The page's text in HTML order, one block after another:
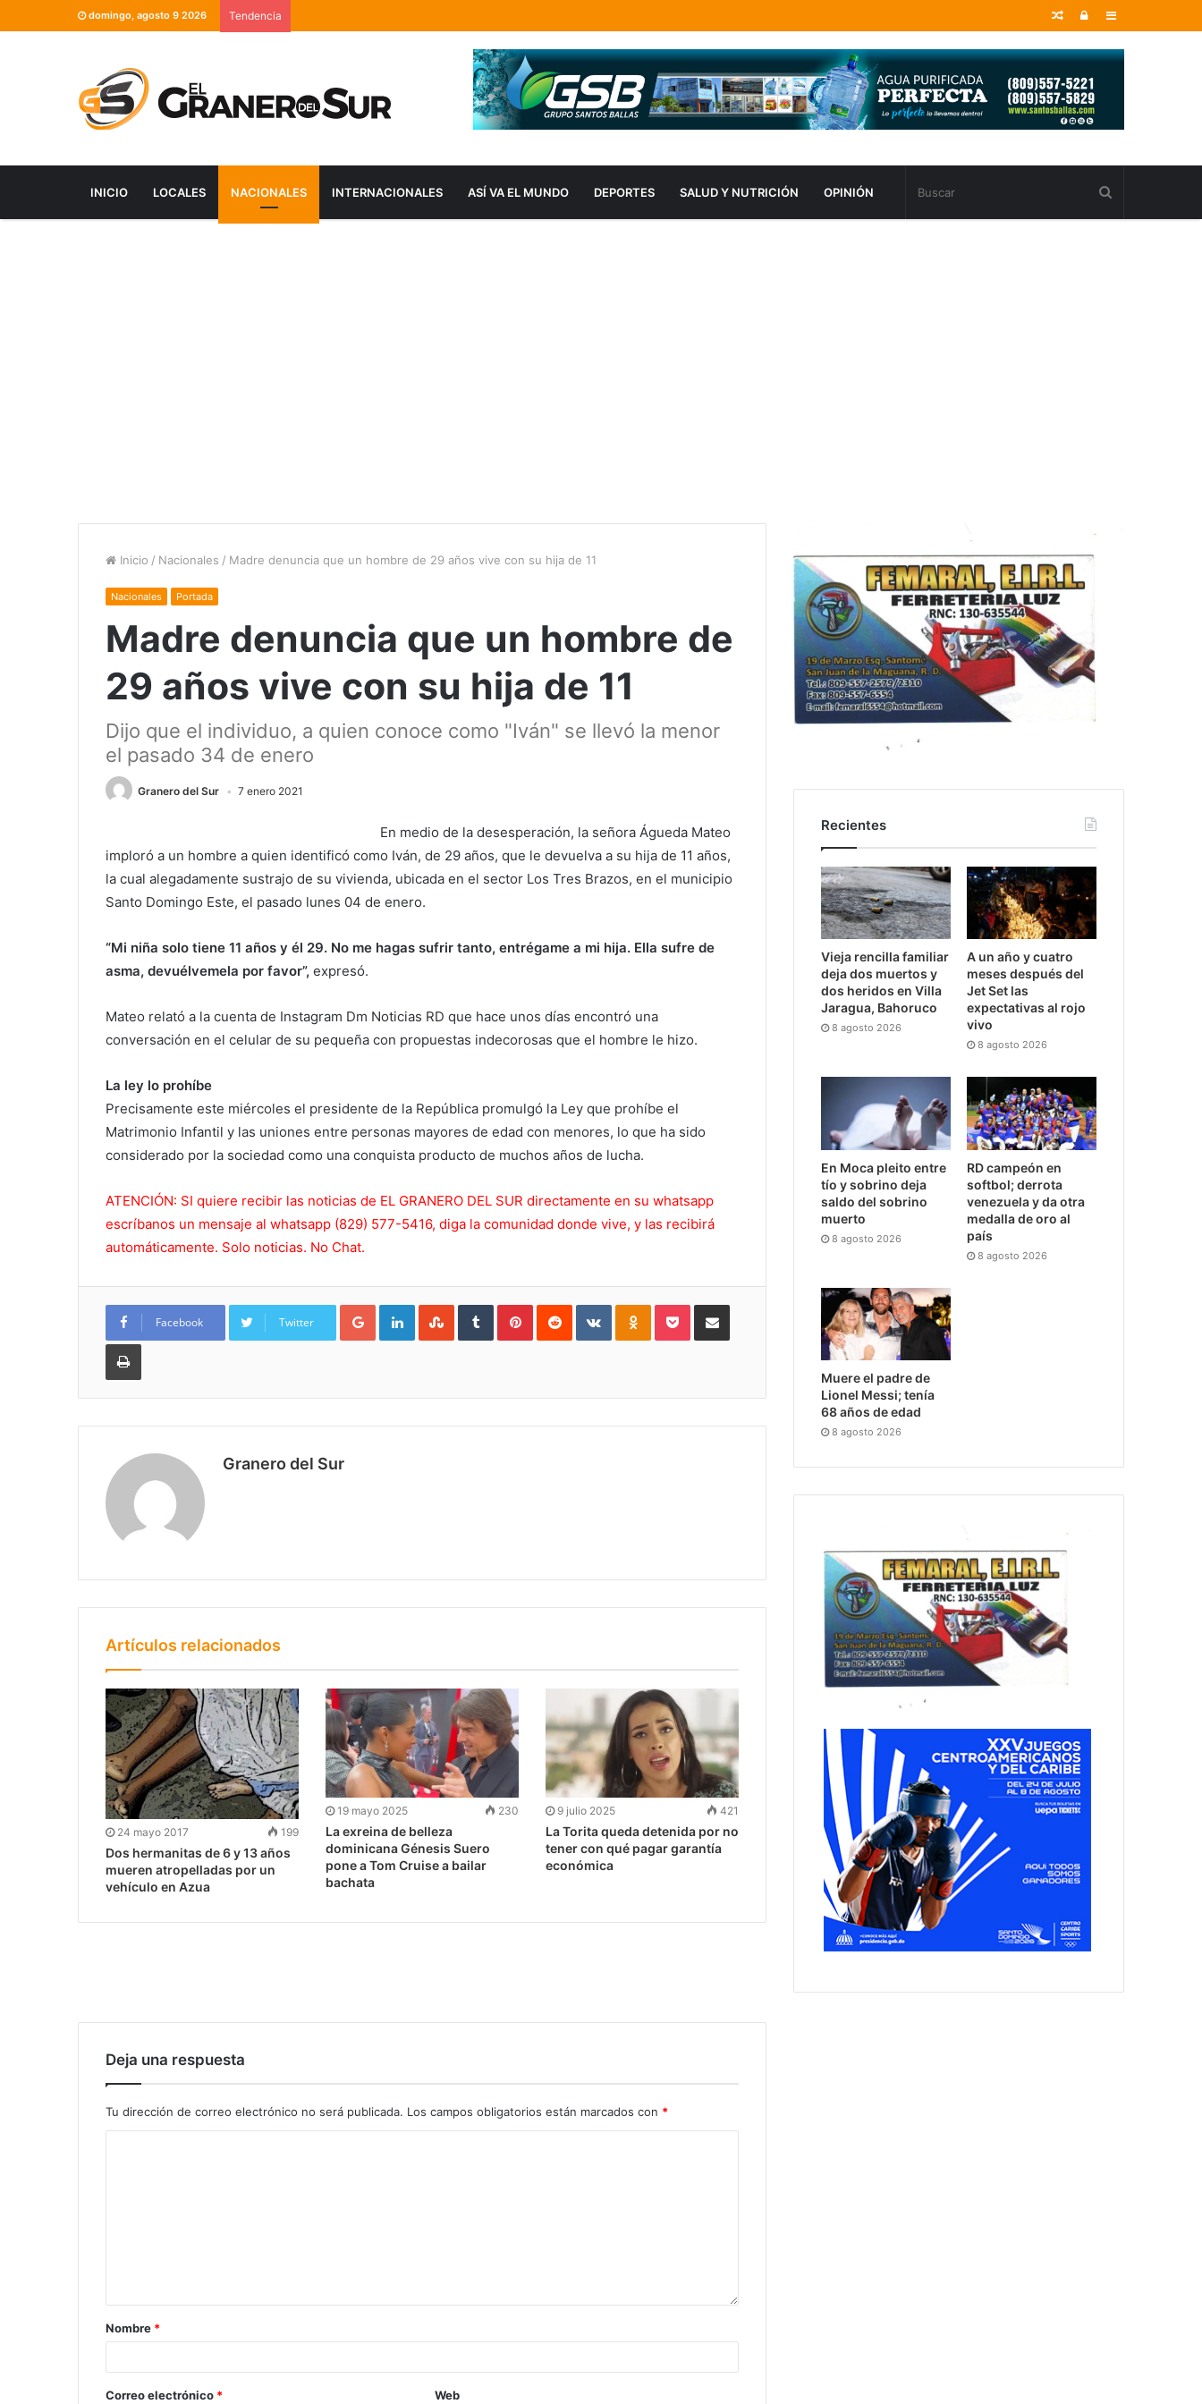
domingo, agosto 9 2026 Tendencia Sidebar
Entrar
Random
INICIO LOCALES NACIONALES INTERNACIONALES ASÍ VA EL MUNDO DEPORTES SALUD Y NUTRICIÓN OPINIÓN
Inicio / Nacionales / Madre denuncia que un hombre de 29 años vive con su hija de 11
Nacionales Portada
Madre denuncia que un hombre de
29 años vive con su hija de 11
Dijo que el individuo, a quien conoce como "Iván" se llevó la menor
el pasado 34 de enero
Granero del Sur 7 enero 2021
En medio de la desesperación, la señora Águeda Mateo
imploró a un hombre a quien identificó como Iván, de 29 años, que le devuelva a su hija de 11 años,
la cual alegadamente sustrajo de su vivienda, ubicada en el sector Los Tres Brazos, en el municipio
Santo Domingo Este, el pasado lunes 04 de enero.
“Mi niña solo tiene 11 años y él 29. No me hagas sufrir tanto, entrégame a mi hija. Ella sufre de
asma, devuélvemela por favor”, expresó.
Mateo relató a la cuenta de Instagram Dm Noticias RD que hace unos días encontró una
conversación en el celular de su pequeña con propuestas indecorosas que el hombre le hizo.
La ley lo prohíbe
Precisamente este miércoles el presidente de la República promulgó la Ley que prohíbe el
Matrimonio Infantil y las uniones entre personas mayores de edad con menores, lo que ha sido
considerado por la sociedad como una conquista producto de muchos años de lucha.
ATENCIÓN: SI quiere recibir las noticias de EL GRANERO DEL SUR directamente en su whatsapp
escríbanos un mensaje al whatsapp (829) 577-5416, diga la comunidad donde vive, y las recibirá
automáticamente. Solo noticias. No Chat.
Facebook Twitter
Google+LinkedInStumbleUpon
TumblrPinterestReddit VKontakteOdnoklassniki
PocketCompartir por Correo
Imprimir
Granero del Sur
Artículos relacionados
24 mayo 2017 199
Dos hermanitas de 6 y 13 años
mueren atropelladas por un
vehículo en Azua
19 mayo 2025 230
La exreina de belleza
dominicana Génesis Suero
pone a Tom Cruise a bailar
bachata
9 julio 2025 421
La Torita queda detenida por no
tener con qué pagar garantía
económica
Deja una respuesta
Tu dirección de correo electrónico no será publicada. Los campos obligatorios están marcados con *
Nombre *
Correo electrónico * Web
Recientes
Vieja rencilla familiar
deja dos muertos y
dos heridos en Villa
Jaragua, Bahoruco
8 agosto 2026
A un año y cuatro
meses después del
Jet Set las
expectativas al rojo
vivo
8 agosto 2026
En Moca pleito entre
tío y sobrino deja
saldo del sobrino
muerto
8 agosto 2026
RD campeón en
softbol; derrota
venezuela y da otra
medalla de oro al
país
8 agosto 2026
Muere el padre de
Lionel Messi; tenía
68 años de edad
8 agosto 2026